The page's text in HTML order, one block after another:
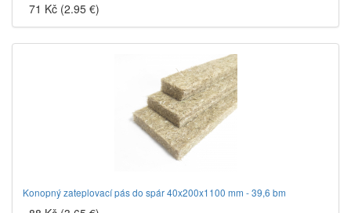
71 Kč (2.95 €)
Konopný zateplovací pás do spár 40x200x1100 mm - 39,6 bm